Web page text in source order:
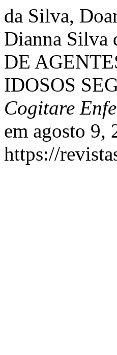
da Silva,
Dianna Silva
DE
IDOSOS
Cogitare
em agosto 9,
https://